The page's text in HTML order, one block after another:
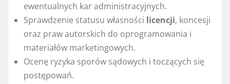
ewentualnych kar administracyjnych.
Sprawdzenie statusu własności licencji, koncesji
oraz praw autorskich do oprogramowania i
materiałów marketingowych.
Ocenę ryzyka sporów sądowych i toczących się
postępowań.